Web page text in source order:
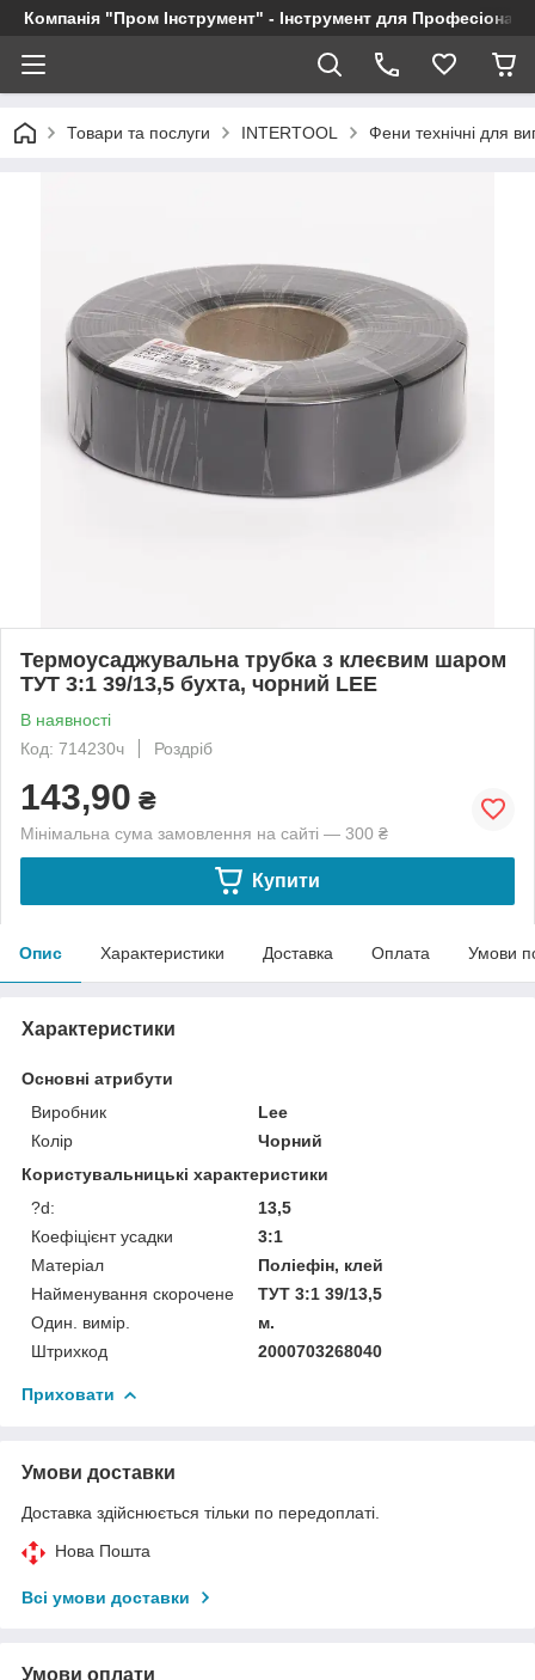
Компанія "Пром Інструмент" - Інструмент для
Товари та послуги INTERTOOL Фени технічні для
Термоусаджувальна трубка з клеєвим шаром
ТУТ 3:1 39/13,5 бухта, чорний LEE
В наявності
Код: 714230ч
Роздріб
143,90 ₴
Мінімальна сума замовлення на сайті — 300 ₴
Купити
Опис Характеристики Доставка Оплата Умови
Характеристики
Основні атрибути
Виробник
Lee
Колір
Чорний
Користувальницькі характеристики
?d:
13,5
Коефіцієнт усадки
3:1
Матеріал
Поліефін, клей
Найменування скорочене
ТУТ 3:1 39/13,5
Один. вимір.
м.
Штрихкод
2000703268040
Приховати
Умови доставки
Доставка здійснюється тільки по передоплаті.
Нова Пошта
Всі умови доставки
Умови оплати